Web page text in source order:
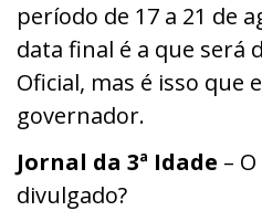
período de 17 a 21 de
data final é a que será
Oficial, mas é isso que
governador.
Jornal da 3ª Idade –
divulgado?